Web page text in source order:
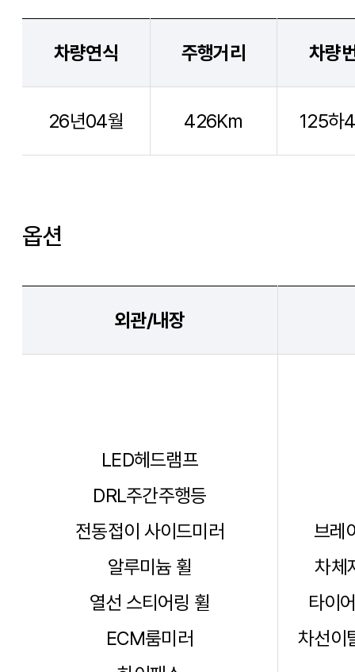
차량연식 주행거리
26년04월 426Km
차량
125하
옵션
외관/내장
LED헤드램프
DRL주간주행등
전동접이 사이드미러
알루미늄 휠
열선 스티어링 휠
ECM룸미러
브레
차체
타이
차선이